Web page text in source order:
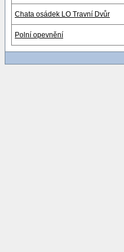
Chata osádek LO Travní Dvůr
Polní opevnění